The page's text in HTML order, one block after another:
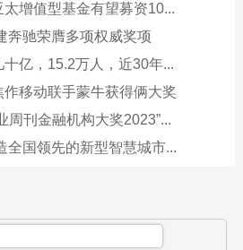
增值型基金有望募资10...
奔驰荣膺多项权威奖项
亿，15.2万人，近30年...
移动联手蒙牛获得俩大奖
周刊金融机构大奖2023”...
全国领先的新型智慧城市...